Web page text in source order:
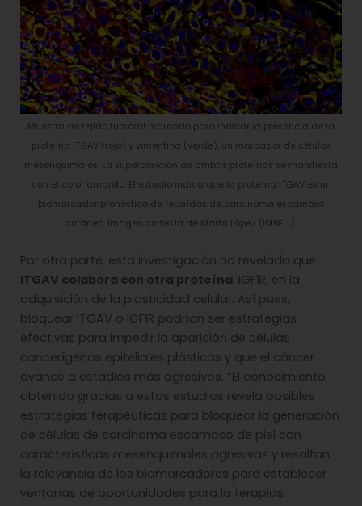
Muestra de tejido tumoral marcado para indicar la presencia de la
proteína ITGAV (rojo) y vimentina (verde), un marcador de células
mesenquimales. La superposición de ambas proteínas se manifiesta
con el color amarillo. El estudio indica que la proteína ITGAV es un
biomarcador pronóstico de recaídas de carcinoma escamoso
cutáneo. Imagen cortesía de Marta López (IDIBELL).
Por otra parte, esta investigación ha revelado que
ITGAV colabora con otra proteína, IGF1R, en la
adquisición de la plasticidad celular. Así pues,
bloquear ITGAV o IGF1R podrían ser estrategias
efectivas para impedir la aparición de células
cancerígenas epiteliales plásticas y que el cáncer
avance a estadios más agresivos. “El conocimiento
obtenido gracias a estos estudios revela posibles
estrategias terapéuticas para bloquear la generación
de células de carcinoma escamoso de piel con
características mesenquimales agresivas y resaltan
la relevancia de los biomarcadores para establecer
ventanas de oportunidades para la terapias